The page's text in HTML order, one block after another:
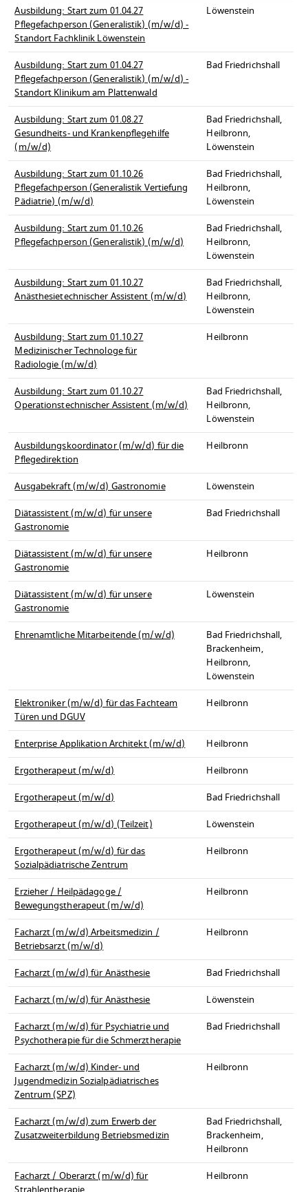
Ausbildung: Start zum 01.04.27
Pflegefachperson (Generalistik) (m/w/d) -
Standort Fachklinik Löwenstein
Löwenstein
Ausbildung: Start zum 01.04.27
Pflegefachperson (Generalistik) (m/w/d) -
Standort Klinikum am Plattenwald
Bad Friedrichshall
Ausbildung: Start zum 01.08.27
Gesundheits- und Krankenpflegehilfe
(m/w/d)
Bad Friedrichshall,
Heilbronn,
Löwenstein
Ausbildung: Start zum 01.10.26
Pflegefachperson (Generalistik Vertiefung
Pädiatrie) (m/w/d)
Bad Friedrichshall,
Heilbronn,
Löwenstein
Ausbildung: Start zum 01.10.26
Pflegefachperson (Generalistik) (m/w/d)
Bad Friedrichshall,
Heilbronn,
Löwenstein
Ausbildung: Start zum 01.10.27
Anästhesietechnischer Assistent (m/w/d)
Bad Friedrichshall,
Heilbronn,
Löwenstein
Ausbildung: Start zum 01.10.27
Medizinischer Technologe für
Radiologie (m/w/d)
Heilbronn
Ausbildung: Start zum 01.10.27
Operationstechnischer Assistent (m/w/d)
Bad Friedrichshall,
Heilbronn,
Löwenstein
Ausbildungskoordinator (m/w/d) für die
Pflegedirektion
Heilbronn
Ausgabekraft (m/w/d) Gastronomie
Löwenstein
Diätassistent (m/w/d) für unsere
Gastronomie
Bad Friedrichshall
Diätassistent (m/w/d) für unsere
Gastronomie
Heilbronn
Diätassistent (m/w/d) für unsere
Gastronomie
Löwenstein
Ehrenamtliche Mitarbeitende (m/w/d)
Bad Friedrichshall,
Brackenheim,
Heilbronn,
Löwenstein
Elektroniker (m/w/d) für das Fachteam
Türen und DGUV
Heilbronn
Enterprise Applikation Architekt (m/w/d)
Heilbronn
Ergotherapeut (m/w/d)
Heilbronn
Ergotherapeut (m/w/d)
Bad Friedrichshall
Ergotherapeut (m/w/d) (Teilzeit)
Löwenstein
Ergotherapeut (m/w/d) für das
Sozialpädiatrische Zentrum
Heilbronn
Erzieher / Heilpädagoge /
Bewegungstherapeut (m/w/d)
Heilbronn
Facharzt (m/w/d) Arbeitsmedizin /
Betriebsarzt (m/w/d)
Heilbronn
Facharzt (m/w/d) für Anästhesie
Bad Friedrichshall
Facharzt (m/w/d) für Anästhesie
Löwenstein
Facharzt (m/w/d) für Psychiatrie und
Psychotherapie für die Schmerztherapie
Bad Friedrichshall
Facharzt (m/w/d) Kinder- und
Jugendmedizin Sozialpädiatrisches
Zentrum (SPZ)
Heilbronn
Facharzt (m/w/d) zum Erwerb der
Zusatzweiterbildung Betriebsmedizin
Bad Friedrichshall,
Brackenheim,
Heilbronn
Facharzt / Oberarzt (m/w/d) für
Heilbronn